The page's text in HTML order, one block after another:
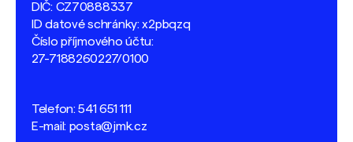
DIČ: CZ70888337
ID datové schránky: x2pbqzq
Číslo příjmového účtu:
27-7188260227/0100
Telefon:541 651 111
E-mail: posta@jmk.cz